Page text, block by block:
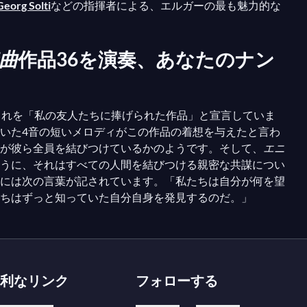
Soltiなどの指揮者による、エルガーの最も魅力的な
作品36を演奏、あなたのナン
を「私の友人たちに捧げられた作品」と宣言していま
た4音の短いメロディがこの作品の着想を与えたと言わ
ら全員を結びつけているかのようです。そして、 エニ
に、それはすべての人間を結びつける親密な共謀につい
は次の言葉が記されています。「私たちは自分が何を望
ずっと知っていた自分自身を発見するのだ。」
なリンク フォローする